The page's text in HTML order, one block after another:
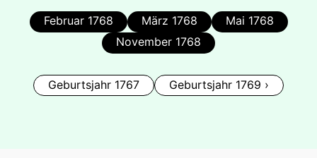
Februar 1768 März 1768
Mai 1768
November 1768
Geburtsjahr 1767 Geburtsjahr 1769 ›